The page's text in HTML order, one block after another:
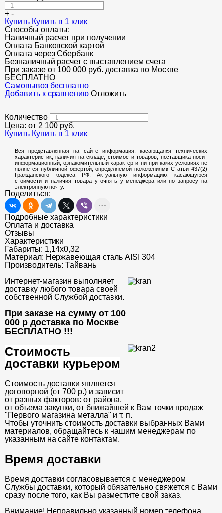
ОГРАЖДЕНИЯ ДЛЯ ЛЕСТНИЦ
ЭЛЕКТРОДЫ
ДЕКОРАТИВНЫЙ УГОЛОК
МЕТАЛЛИЧЕСКИЕ ПОРОГИ НАПОЛЬНЫЕ (ДЛЯ ПОЛА),
РАСКЛАДКА, ПЛИНТУС
ПОТОЛКИ
АКЦИИ
НЕДОРОГОЙ МЕТАЛЛОПРОКАТ
+ -
Купить Купить в 1 клик
Способы оплаты:
Наличный расчет при получении
Оплата Банковской картой
Оплата через Сбербанк
Безналичный расчет с выставлением счета
При заказе от 100 000 руб. доставка по Москве
БЕСПЛАТНО
Cамовывоз бесплатно
Добавить к сравнению Отложить
Количество
Цена: от 2 100 руб.
Купить Купить в 1 клик
Вся представленная на сайте информация, касающаяся технических
характеристик, наличия на складе, стоимости товаров, поставщика носит
информационный, ознакомительный характер и ни при каких условиях не
является публичной офертой, определяемой положениями Статьи 437(2)
Гражданского кодекса РФ. Актуальную информацию, касающуюся
стоимости и наличия товара уточнять у менеджера или по запросу на
электронную почту.
Поделиться:
Подробные характеристики
Оплата и доставка
Отзывы
Характеристики
Габариты: 1,14x0,32
Материал: Нержавеющая сталь AISI 304
Производитель: Тайвань
Интернет-магазин выполняет
доставку любого товара своей
собственной Службой доставки.
При заказе на сумму от 100
000 р доставка по Москве
БЕСПЛАТНО !!!
Стоимость
доставки курьером
Стоимость доставки является
договорной (от 700 р.) и зависит
от разных факторов: от района,
от объема закупки, от ближайшей к Вам точки продаж
"Первого магазина металла" и т. п.
Чтобы уточнить стоимость доставки выбранных Вами
материалов, обращайтесь к нашим менеджерам по
указанным на сайте контактам.
Время доставки
Время доставки согласовывается с менеджером
Службы доставки, который обязательно свяжется с Вами
сразу после того, как Вы разместите свой заказ.
Внимание! Неправильно указанный номер телефона,